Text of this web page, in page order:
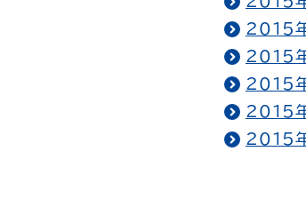
2015年
2015
2015
2015
2015